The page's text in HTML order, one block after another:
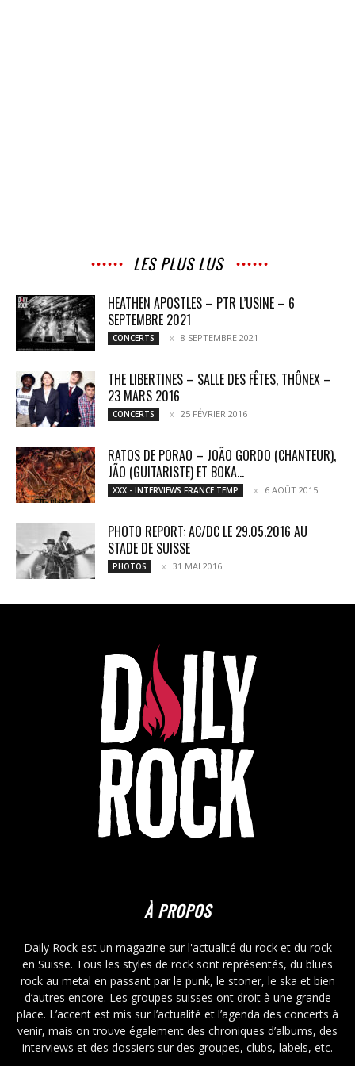
LES PLUS LUS
HEATHEN APOSTLES – PTR L’USINE – 6
SEPTEMBRE 2021
CONCERTS 8 SEPTEMBRE 2021
THE LIBERTINES – SALLE DES FÊTES, THÔNEX –
23 MARS 2016
CONCERTS 25 FÉVRIER 2016
RATOS DE PORAO – JOÃO GORDO (CHANTEUR),
JÃO (GUITARISTE) ET BOKA...
XXX - INTERVIEWS FRANCE TEMP 6 AOÛT 2015
PHOTO REPORT: AC/DC LE 29.05.2016 AU
STADE DE SUISSE
PHOTOS 31 MAI 2016
À PROPOS
Daily Rock est un magazine sur l'actualité du rock et du rock
en Suisse. Tous les styles de rock sont représentés, du blues
rock au metal en passant par le punk, le stoner, le ska et bien
d’autres encore. Les groupes suisses ont droit à une grande
place. L’accent est mis sur l’actualité et l’agenda des concerts à
venir, mais on trouve également des chroniques d’albums, des
interviews et des dossiers sur des groupes, clubs, labels, etc.